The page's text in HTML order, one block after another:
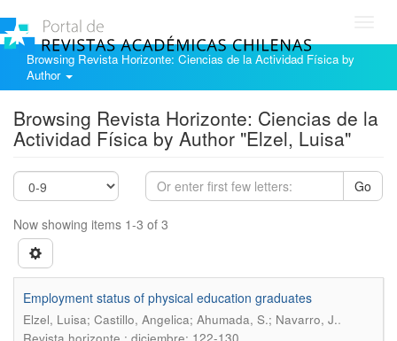
Browsing Revista Horizonte: Ciencias de la Actividad Física by
Author
Browsing Revista Horizonte: Ciencias de la
Actividad Física by Author "Elzel, Luisa"
Go
Now showing items 1-3 of 3
Employment status of physical education graduates
Elzel, Luisa; Castillo, Angelica; Ahumada, S.; Navarro, J..